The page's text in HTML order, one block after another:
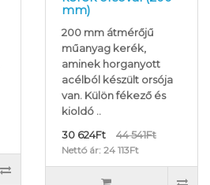
mm)
200 mm átmérőjű
műanyag kerék,
aminek horganyott
acélból készült orsója
van. Külön fékező és
kioldó ..
30 624Ft
44 541Ft
Nettó ár: 24 113Ft